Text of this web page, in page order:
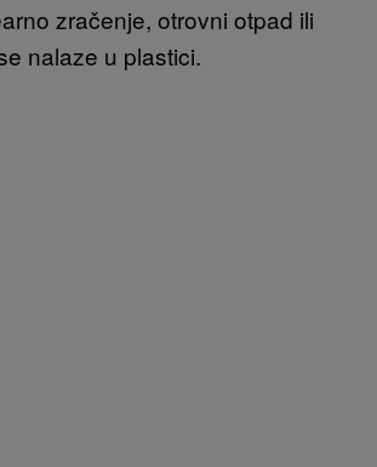
zračenje, otrovni otpad ili
nalaze u plastici.